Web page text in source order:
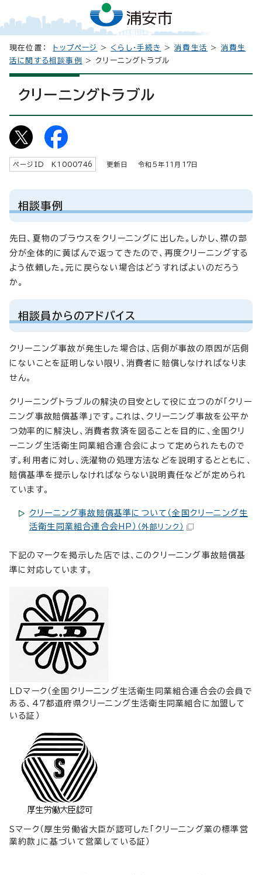
現在位置： トップページ > くらし・手続き >消費生活 > 消費生
活に関する相談事例
> クリーニングトラブル
クリーニングトラブル
ページID K 1000746 更新日 令和5年11 月 17日
相談事例
先日、夏物のブラウスをクリーニングに出した。しかし、襟の部
分が全体的に黄ばんで返ってきたので、再度クリーニングする
よう依頼した。元に戻らない場合はどうすればよいのだろう
か。
相談員からのアドバイス
クリーニング事故が発生した場合は、店側が事故の原因が店側
にないことを証明しない限り、消費者に賠償しなければなりま
せん。
クリーニングトラブルの解決の目安として役に立つのが「クリー
ニング事故賠償基準」です。これは、クリーニング事故を公平か
つ効率的に解決し、消費者救済を図ることを目的に、全国クリ
ーニング生活衛生同業組合連合会によって定められたもので
す。利用者に対し、洗濯物の処理方法などを説明するとともに、
賠償基準を提示しなければならない説明責任などが定められ
ています。
クリーニング事故賠償基準について（全国クリーニング生
活衛生同業組合連合会HP） （外部リンク）
下記のマークを掲示した店では、このクリーニング事故賠償基
準に対応しています。
LDマーク（全国クリーニング生活衛生同業組合連合会の会員で
ある、47都道府県クリーニング生活衛生同業組合に加盟して
いる証）
Sマーク（厚生労働省大臣が認可した「クリーニング業の標準営
業約款」に基づいて営業している証）